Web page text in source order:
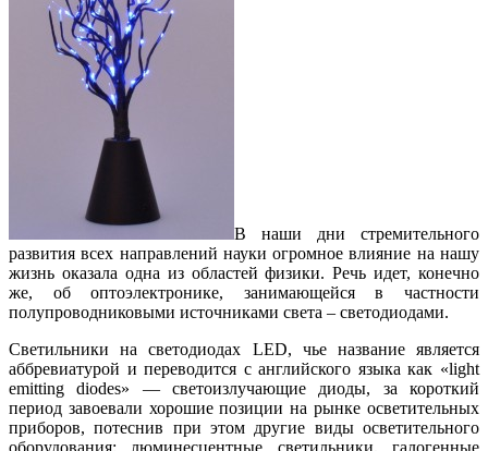
В наши дни стремительного
развития всех направлений науки огромное влияние на нашу
жизнь оказала одна из областей физики. Речь идет, конечно
же, об оптоэлектронике, занимающейся в частности
полупроводниковыми источниками света – светодиодами.
Светильники на светодиодах LED, чье название является
аббревиатурой и переводится с английского языка как «light
emitting diodes» — светоизлучающие диоды, за короткий
период завоевали хорошие позиции на рынке осветительных
приборов, потеснив при этом другие виды осветительного
оборудования: люминесцентные светильники, галогенные